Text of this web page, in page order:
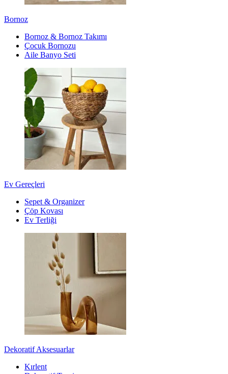
Bornoz
Bornoz & Bornoz Takımı
Çocuk Bornozu
Aile Banyo Seti
Ev Gereçleri
Sepet & Organizer
Çöp Kovası
Ev Terliği
Dekoratif Aksesuarlar
Kırlent